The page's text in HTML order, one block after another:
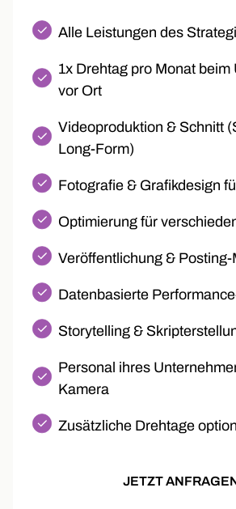
Alle Leistungen des
1x Drehtag pro Monat beim
vor Ort
Videoproduktion & Schnitt
Long-Form)
Fotografie & Grafikdesign
Optimierung für
Veröffentlichung &
Datenbasierte
Storytelling &
Personal ihres
Kamera
Zusätzliche Drehtage
JETZT